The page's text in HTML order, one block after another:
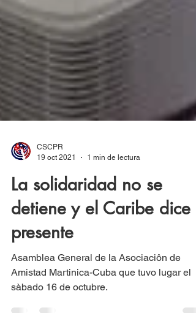
19 oct 2021
1 min de lectura
La solidaridad no se
detiene y el Caribe dice
presente
Asamblea General de la Asociaciôn de
Amistad Martinica-Cuba que tuvo lugar el
sàbado 16 de octubre.